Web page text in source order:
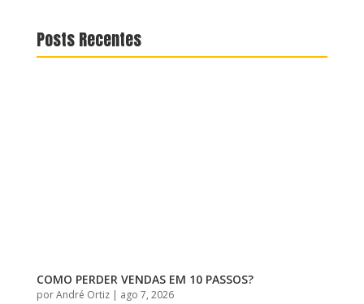
Posts Recentes
COMO PERDER VENDAS EM 10 PASSOS?
porAndré Ortiz| ago 7, 2026